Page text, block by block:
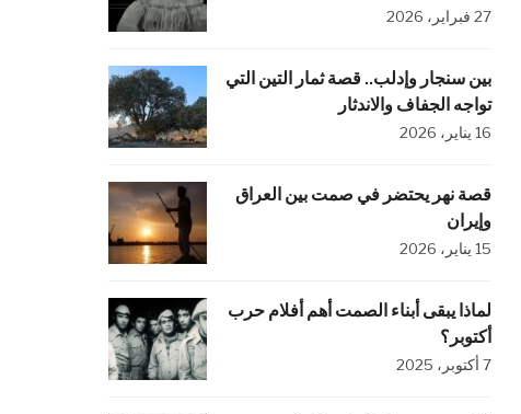
27 فبراير، 2026
بين سنجار وإدلب.. قصة ثمار التين التي
تواجه الجفاف والاندثار
16 يناير، 2026
قصة نهر يحتضر في صمت بين العراق
وإيران
15 يناير، 2026
لماذا يبقى أبناء الصمت أهم أفلام حرب
أكتوبر؟
7 أكتوبر، 2025